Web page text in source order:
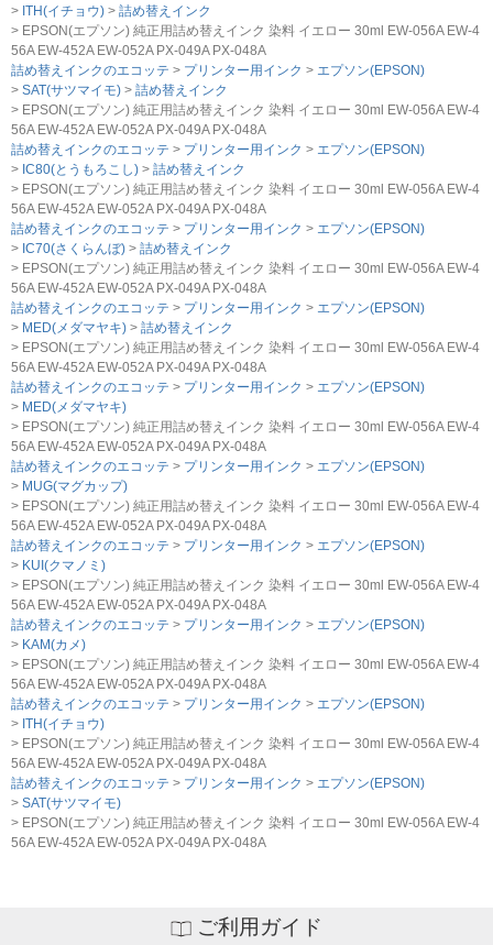
ITH(イチョウ)
詰め替えインク
EPSON(エプソン) 純正用詰め替えインク 染料 イエロー 30ml EW-056A EW-4
56A EW-452A EW-052A PX-049A PX-048A
詰め替えインクのエコッテ
プリンター用インク
エプソン(EPSON)
SAT(サツマイモ)
詰め替えインク
EPSON(エプソン) 純正用詰め替えインク 染料 イエロー 30ml EW-056A EW-4
56A EW-452A EW-052A PX-049A PX-048A
詰め替えインクのエコッテ
プリンター用インク
エプソン(EPSON)
IC80(とうもろこし)
詰め替えインク
EPSON(エプソン) 純正用詰め替えインク 染料 イエロー 30ml EW-056A EW-4
56A EW-452A EW-052A PX-049A PX-048A
詰め替えインクのエコッテ
プリンター用インク
エプソン(EPSON)
IC70(さくらんぼ)
詰め替えインク
EPSON(エプソン) 純正用詰め替えインク 染料 イエロー 30ml EW-056A EW-4
56A EW-452A EW-052A PX-049A PX-048A
詰め替えインクのエコッテ
プリンター用インク
エプソン(EPSON)
MED(メダマヤキ)
詰め替えインク
EPSON(エプソン) 純正用詰め替えインク 染料 イエロー 30ml EW-056A EW-4
56A EW-452A EW-052A PX-049A PX-048A
詰め替えインクのエコッテ
プリンター用インク
エプソン(EPSON)
MED(メダマヤキ)
EPSON(エプソン) 純正用詰め替えインク 染料 イエロー 30ml EW-056A EW-4
56A EW-452A EW-052A PX-049A PX-048A
詰め替えインクのエコッテ
プリンター用インク
エプソン(EPSON)
MUG(マグカップ)
EPSON(エプソン) 純正用詰め替えインク 染料 イエロー 30ml EW-056A EW-4
56A EW-452A EW-052A PX-049A PX-048A
詰め替えインクのエコッテ
プリンター用インク
エプソン(EPSON)
KUI(クマノミ)
EPSON(エプソン) 純正用詰め替えインク 染料 イエロー 30ml EW-056A EW-4
56A EW-452A EW-052A PX-049A PX-048A
詰め替えインクのエコッテ
プリンター用インク
エプソン(EPSON)
KAM(カメ)
EPSON(エプソン) 純正用詰め替えインク 染料 イエロー 30ml EW-056A EW-4
56A EW-452A EW-052A PX-049A PX-048A
詰め替えインクのエコッテ
プリンター用インク
エプソン(EPSON)
ITH(イチョウ)
EPSON(エプソン) 純正用詰め替えインク 染料 イエロー 30ml EW-056A EW-4
56A EW-452A EW-052A PX-049A PX-048A
詰め替えインクのエコッテ
プリンター用インク
エプソン(EPSON)
SAT(サツマイモ)
EPSON(エプソン) 純正用詰め替えインク 染料 イエロー 30ml EW-056A EW-4
56A EW-452A EW-052A PX-049A PX-048A
ご利用ガイド